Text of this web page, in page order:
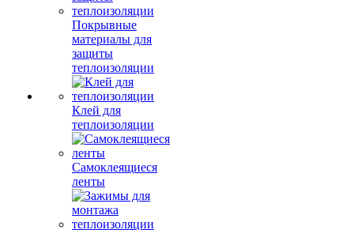
Покрывные
материалы для
защиты
теплоизоляции
Клей для
теплоизоляции
Самоклеящиеся
ленты